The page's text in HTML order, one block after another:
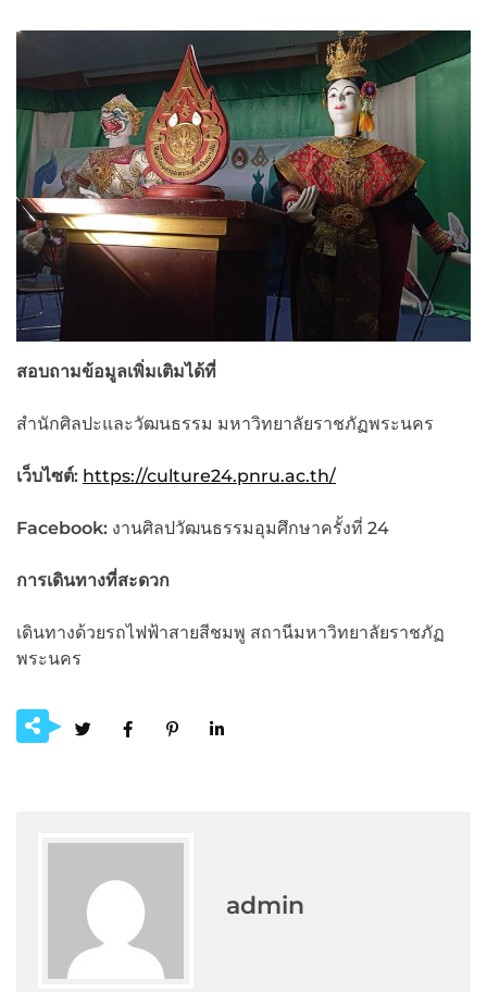
สอบถามข้อมูลเพิ่มเติมได้ที่
สำนักศิลปะและวัฒนธรรม มหาวิทยาลัยราชภัฏพระนคร
เว็บไซต์: https://culture24.pnru.ac.th/
Facebook: งานศิลปวัฒนธรรมอุมศึกษาครั้งที่ 24
การเดินทางที่สะดวก
เดินทางด้วยรถไฟฟ้าสายสีชมพู สถานีมหาวิทยาลัยราชภัฏ
พระนคร
admin